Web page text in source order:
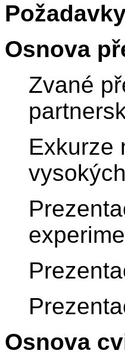
Osnova
Zvané
Exkurze
Osnova